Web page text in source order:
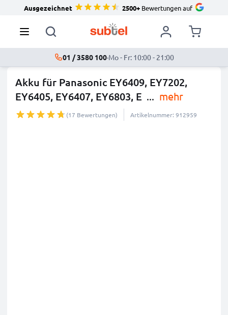
Ausgezeichnet 2500+Bewertungen auf
01 / 3580 100·Mo - Fr: 10:00 - 21:00
Akku für Panasonic EY6409, EY7202,
EY6405, EY6407, EY6803, E ... mehr
(17 Bewertungen) Artikelnummer: 912959